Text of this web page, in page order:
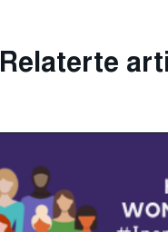
Relaterte